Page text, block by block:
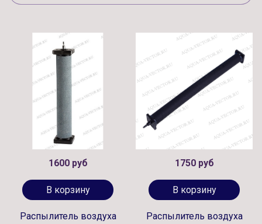
1600 руб
В корзину
Распылитель воздуха
1750 руб
В корзину
Распылитель воздуха